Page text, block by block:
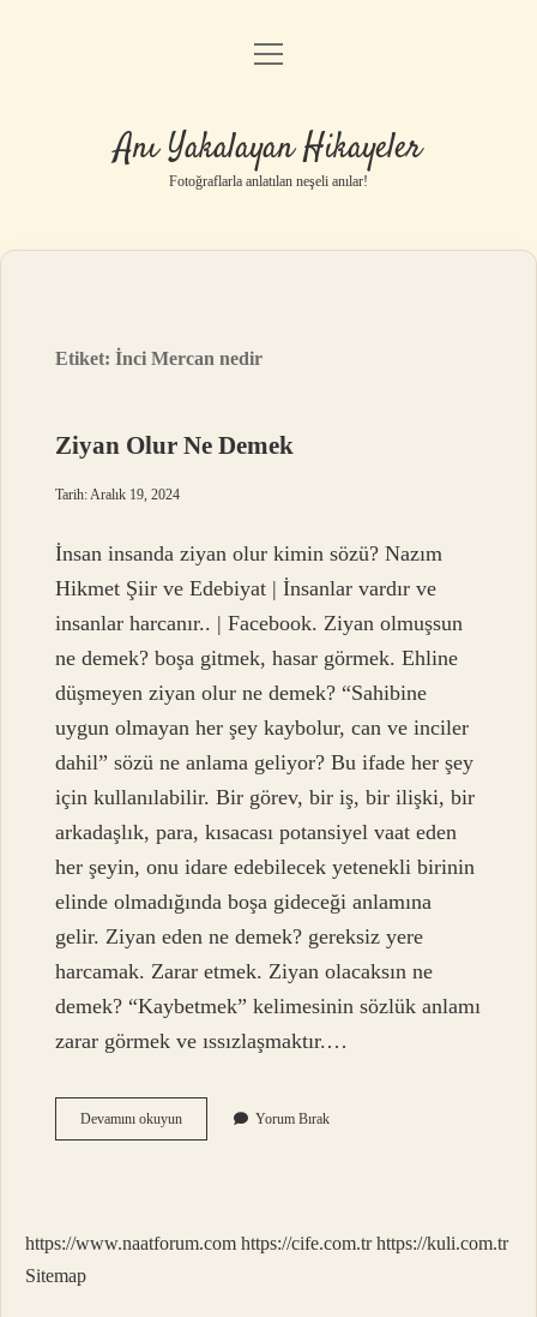
Anasayfa
Yasal Uyarı
menüyü
Anı Yakalayan Hikayeler
Fotoğraflarla anlatılan neşeli anılar!
Etiket:İnci Mercan nedir
Ziyan Olur Ne Demek
Tarih: Aralık 19, 2024
İnsan insanda ziyan olur kimin sözü? Nazım
Hikmet Şiir ve Edebiyat | İnsanlar vardır ve
insanlar harcanır.. | Facebook. Ziyan olmuşsun
ne demek? boşa gitmek, hasar görmek. Ehline
düşmeyen ziyan olur ne demek? “Sahibine
uygun olmayan her şey kaybolur, can ve inciler
dahil” sözü ne anlama geliyor? Bu ifade her şey
için kullanılabilir. Bir görev, bir iş, bir ilişki, bir
arkadaşlık, para, kısacası potansiyel vaat eden
her şeyin, onu idare edebilecek yetenekli birinin
elinde olmadığında boşa gideceği anlamına
gelir. Ziyan eden ne demek? gereksiz yere
harcamak. Zarar etmek. Ziyan olacaksın ne
demek? “Kaybetmek” kelimesinin sözlük anlamı
zarar görmek ve ıssızlaşmaktır.…
Devamını okuyunZiyan
Olur
Yorum Bırak
https://www.naatforum.com https://cife.com.tr https://kuli.com.tr
Sitemap